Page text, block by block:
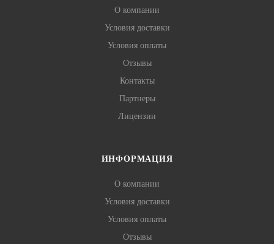
О компании
Условия доставки
Условия оплаты
Отзывы
Контакты
Партнеры
Лицензии
ИНФОРМАЦИЯ
О компании
Условия доставки
Условия оплаты
Отзывы